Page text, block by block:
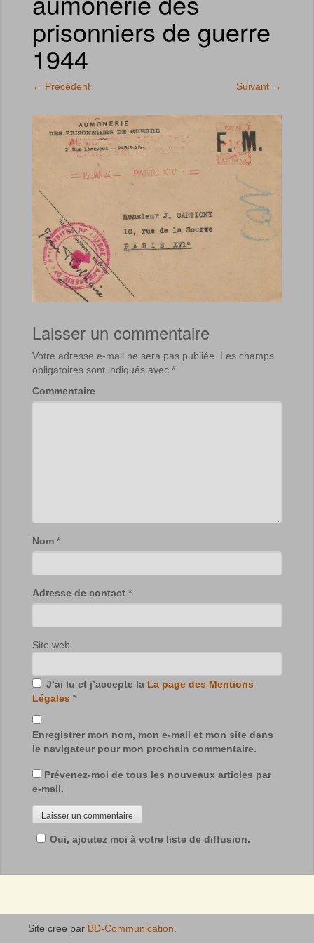
prisonniers de guerre
1944
← Précédent Suivant →
Laisser un commentaire
Votre adresse e-mail ne sera pas publiée. Les champs
obligatoires sont indiqués avec *
Commentaire
Nom *
Adresse de contact *
Site web
J’ai lu et j’accepte la La page des Mentions
Légales *
Enregistrer mon nom, mon e-mail et mon site dans
le navigateur pour mon prochain commentaire.
Prévenez-moi de tous les nouveaux articles par
e-mail.
Oui, ajoutez moi à votre liste de diffusion.
Site cree par BD-Communication.